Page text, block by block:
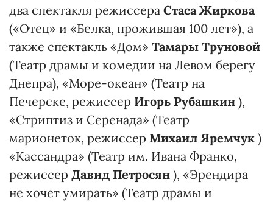
два спектакля режиссера Стаса Жиркова
(«Отец» и «Белка, прожившая 100 лет»), а
также спектакль «Дом» Тамары Труновой
(Театр драмы и комедии на Левом берегу
Днепра), «Море-океан» (Театр на
Печерске, режиссер Игорь Рубашкин ),
«Стриптиз и Серенада» (Театр
марионеток, режиссер Михаил Яремчук )
«Кассандра» (Театр им. Ивана Франко,
режиссер Давид Петросян ), «Эрендира
не хочет умирать» (Театр драмы и